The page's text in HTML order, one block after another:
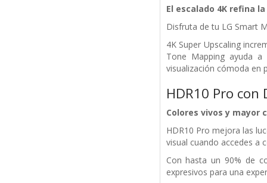
El escalado 4K refina
Disfruta de tu LG Smart
4K Super Upscaling
Tone Mapping ayuda
visualización cómoda en
HDR10 Pro con
Colores vivos y mayor
HDR10 Pro mejora las
visual cuando accedes a
Con hasta un 90% de
expresivos para una